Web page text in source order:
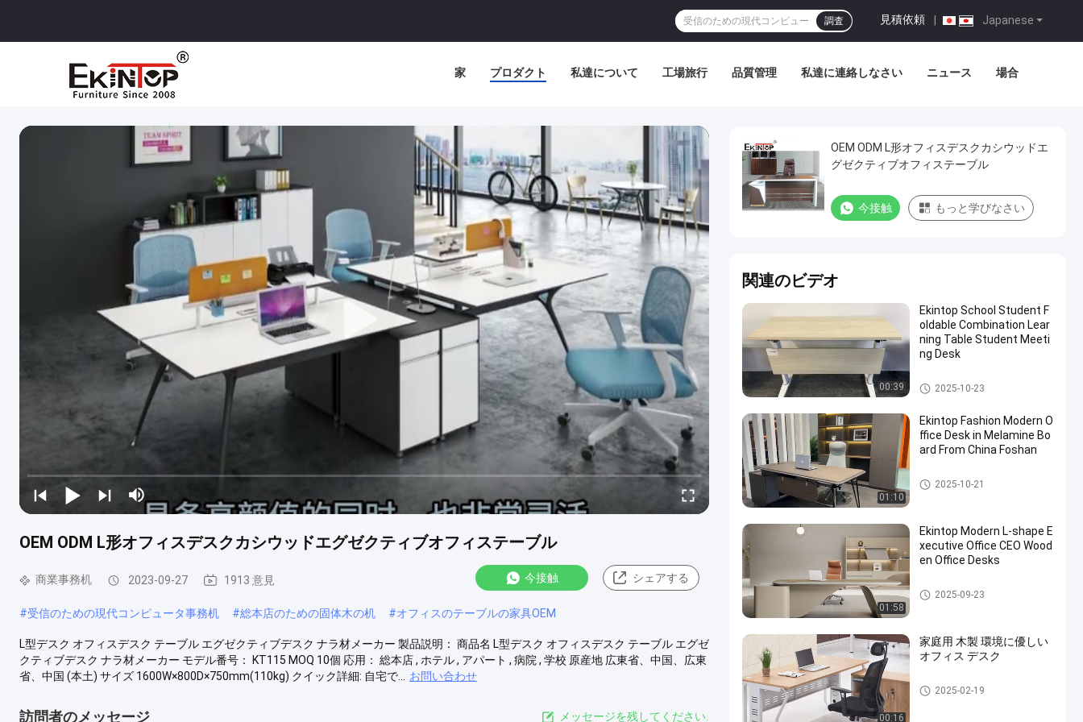
Japanese
見積依頼
調査
家 プロダクト 私達について 工場旅行 品質管理 私達に連絡しなさい ニュース 場合
OEM ODM L形オフィスデスクカシウッドエグゼクティブオフィステーブル
商業事務机 2023-09-27 1913 意見 今接触 シェアする
#受信のための現代コンピュータ事務机 #総本店のための固体木の机 #オフィスのテーブルの家具OEM
L型デスク オフィスデスク テーブル エグゼクティブデスク ナラ材メーカー 製品説明： 商品名 L型デスク オフィスデスク テーブル エグゼ
クティブデスク ナラ材メーカー モデル番号： KT115 MOQ 10個 応用： 総本店 , ホテル , アパート , 病院 , 学校 原産地 広東省、中国、広東
省、中国 (本土) サイズ 1600W×800D×750mm(110kg) クイック詳細: 自宅で...
お問い合わせ
訪問者のメッセージ メッセージを残してください.
OEM ODM L形オフィスデスクカシウッドエ
グゼクティブオフィステーブル
今接触 もっと学びなさい
関連のビデオ
00:39
Ekintop School Student F
oldable Combination Lear
ning Table Student Meeti
ng Desk
商業事務机
2025-10-23
01:10
Ekintop Fashion Modern O
ffice Desk in Melamine Bo
ard From China Foshan
商業事務机
2025-10-21
01:58
Ekintop Modern L-shape E
xecutive Office CEO Wood
en Office Desks
商業事務机
2025-09-23
00:16
家庭用 木製 環境に優しい
オフィス デスク
商業事務机
2025-02-19